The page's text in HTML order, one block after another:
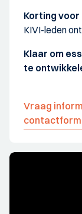
Korting voor
KIVI-leden
Klaar om
te
Vraag